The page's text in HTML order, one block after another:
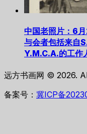
中国老照片：6
与会者包括来自
Y.M.C.A.的工作
远方书画网 © 2026.
备案号： 冀ICP备